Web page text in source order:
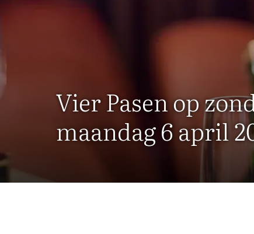
Vier Pasen op
maandag 6 april